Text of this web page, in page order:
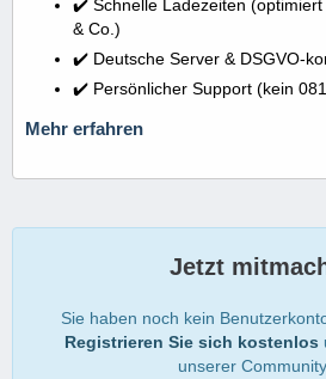
✔️ Schnelle Ladezeiten
& Co.)
✔️ Deutsche Server & DSGVO-
✔️ Persönlicher Support (kein
Mehr erfahren
Jetzt
Sie haben noch kein
Registrieren Sie sich kostenlos
unserer